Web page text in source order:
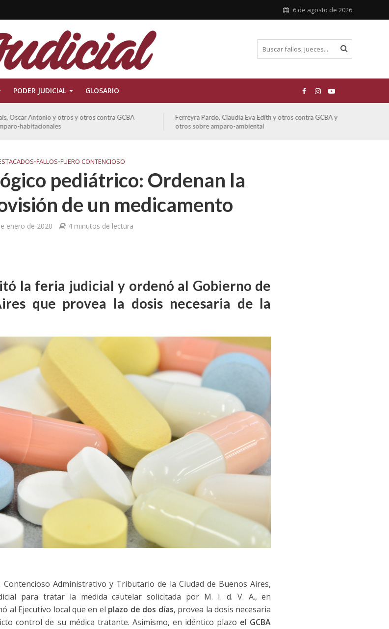
6 de agosto de 2026
PODER JUDICIAL GLOSARIO
Oscar Antonio y otros y otros contra GCBA
habitacionales
Ferreyra Pardo, Claudia Eva Edith y otros contra GCBA y
otros sobre amparo-ambiental
•FALLOS•FUERO CONTENCIOSO
pediátrico: Ordenan la
de un medicamento
enero de 2020 4 minutos de lectura
la feria judicial y ordenó al Gobierno de
que provea la dosis necesaria de la
Administrativo y Tributario de la Ciudad de Buenos Aires,
para tratar la medida cautelar solicitada por M. I. d. V. A., en
al Ejecutivo local que en el plazo de dos días, provea la dosis necesaria
control de su médica tratante. Asimismo, en idéntico plazo el GCBA